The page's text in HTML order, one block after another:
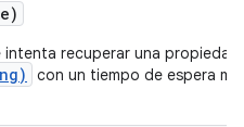
recuperar una propiedad
con un tiempo de espera